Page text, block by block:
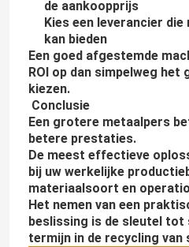
de aankoopprijs
Kies een leverancier
kan bieden
Een goed afgestemde
ROI op dan simpelweg
kiezen.
Conclusie
Een grotere metaalpers
betere prestaties.
De meest effectieve
bij uw werkelijke
materiaalsoort en
Het nemen van een
beslissing is de sleutel tot
termijn in de recycling